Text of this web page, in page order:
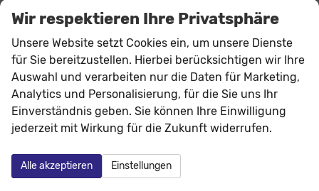
Renault R 4
unverbindliche Lieferzeit: ca. 3-4 Monate Neuwagen
Kraftstoff Elektro Leistung 110 kW (150 PS)
Wir respektieren Ihre Privatsphäre
Unsere Website setzt Cookies ein, um unsere Dienste
für Sie bereitzustellen. Hierbei berücksichtigen wir Ihre
Auswahl und verarbeiten nur die Daten für Marketing,
Analytics und Personalisierung, für die Sie uns Ihr
Einverständnis geben. Sie können Ihre Einwilligung
jederzeit mit Wirkung für die Zukunft widerrufen.
Alle akzeptieren Einstellungen